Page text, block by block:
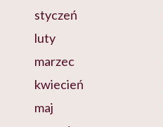
styczeń
luty
marzec
kwiecień
maj